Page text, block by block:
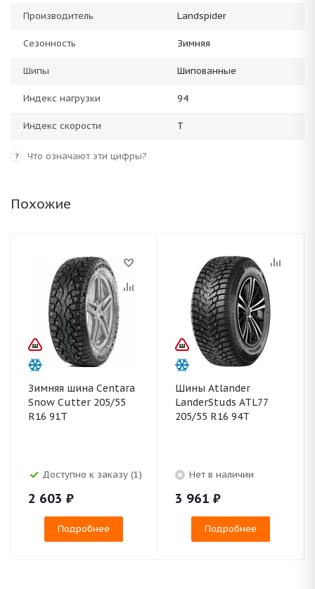
Производитель Landspider
Сезонность Зимняя
Шипы Шипованные
Индекс нагрузки 94
Индекс скорости T
? Что означают эти цифры?
Похожие
Зимняя шина Centara
Snow Cutter 205/55
R16 91T
Доступно к заказу (1)
2 603 ₽
Подробнее
Шины Atlander
LanderStuds ATL77
205/55 R16 94T
Нет в наличии
3 961 ₽
Подробнее